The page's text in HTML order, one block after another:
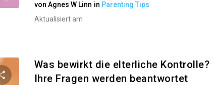
von Agnes W Linn in Parenting Tips
Aktualisiert am
Was bewirkt die elterliche Kontrolle?
Ihre Fragen werden beantwortet